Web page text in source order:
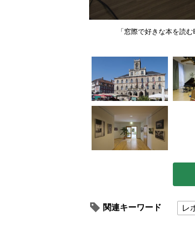
「窓際で好きな本を読
関連キーワード レ